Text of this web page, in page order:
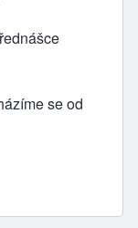
se od